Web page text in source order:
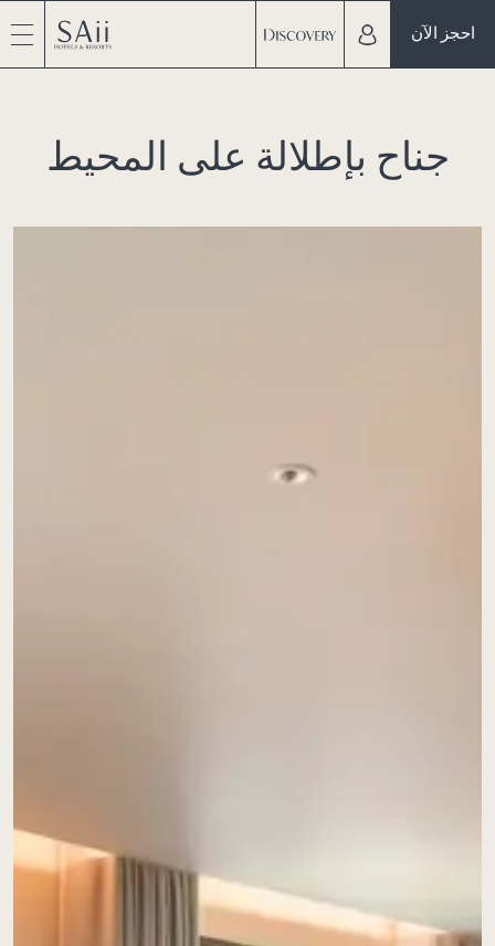
احجز الآن
جناح بإطلالة على المحيط